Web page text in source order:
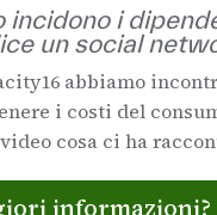
incidono i
un social
abbiamo
i costi del
cosa ci ha